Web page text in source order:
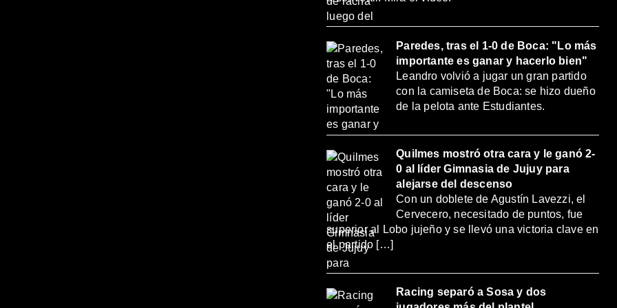
Paredes, tras el 1-0 de Boca: "Lo más
importante es ganar y hacerlo bien"
Leandro volvió a jugar un gran partido
con la camiseta de Boca: se hizo dueño
de la pelota ante Estudiantes.
Quilmes mostró otra cara y le ganó 2-
0 al líder Gimnasia de Jujuy para
alejarse del descenso
Con un doblete de Agustín Lavezzi, el
Cervecero, necesitado de puntos, fue
superior al Lobo jujeño y se llevó una victoria clave en
el partido […]
Racing separó a Sosa y dos